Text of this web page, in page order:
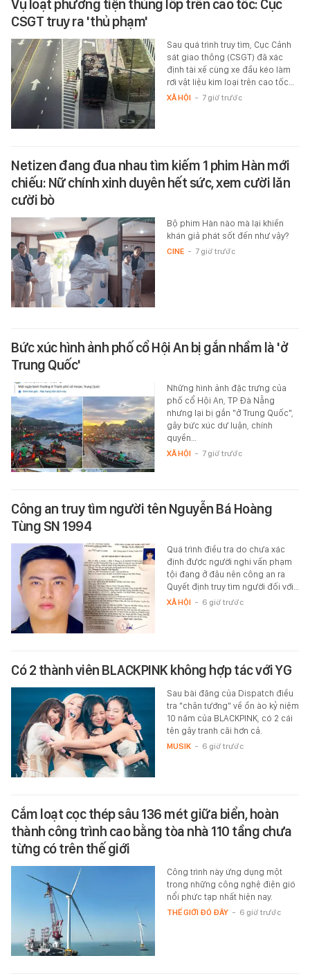
Vụ loạt phương tiện thủng lốp trên cao tốc: Cục
CSGT truy ra 'thủ phạm'
Sau quá trình truy tìm, Cục Cảnh
sát giao thông (CSGT) đã xác
định tài xế cùng xe đầu kéo làm
rơi vật liệu kim loại trên cao tốc…
XÃ HỘI - 7 giờ trước
Netizen đang đua nhau tìm kiếm 1 phim Hàn mới
chiếu: Nữ chính xinh duyên hết sức, xem cười lăn
cười bò
Bộ phim Hàn nào mà lại khiến
khán giả phát sốt đến như vậy?
CINE - 7 giờ trước
Bức xúc hình ảnh phố cổ Hội An bị gắn nhầm là 'ở
Trung Quốc'
Những hình ảnh đặc trưng của
phố cổ Hội An, TP Đà Nẵng
nhưng lại bị gắn "ở Trung Quốc",
gây bức xúc dư luận, chính
quyền…
XÃ HỘI - 7 giờ trước
Công an truy tìm người tên Nguyễn Bá Hoàng
Tùng SN 1994
Quá trình điều tra do chưa xác
định được người nghi vấn phạm
tội đang ở đâu nên công an ra
Quyết định truy tìm người đối với…
XÃ HỘI - 6 giờ trước
Có 2 thành viên BLACKPINK không hợp tác với YG
Sau bài đăng của Dispatch điều
tra "chân tướng" về ồn ào kỷ niệm
10 năm của BLACKPINK, có 2 cái
tên gây tranh cãi hơn cả.
MUSIK - 6 giờ trước
Cắm loạt cọc thép sâu 136 mét giữa biển, hoàn
thành công trình cao bằng tòa nhà 110 tầng chưa
từng có trên thế giới
Công trình này ứng dụng một
trong những công nghệ điện gió
nổi phức tạp nhất hiện nay.
THẾ GIỚI ĐÓ ĐÂY - 6 giờ trước